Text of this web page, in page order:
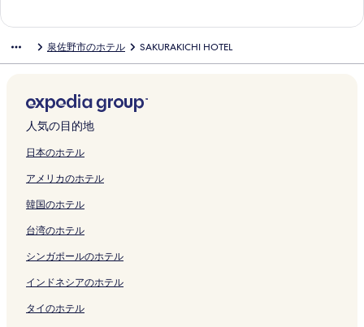
の
ペ
を
開
く
リ
ク
の
ペ
を
開
く
リ
ク
の
ジ
を
開
く
ン
a
i
r
o
t
ペ
ー
ジ
を
く
ン
i
t
e
n
t
o
n
a
l
i
p
ジ
を
リ
ン
ク
S
H
O
E
S
ペ
ー
ジ
を
く
ン
s
n
o
e
o
t
s
の
ペ
ジ
開
r
r
t
H
o
e
の
ペ
ー
ジ
開
リ
開
く
ク
r
ペ
ー
ジ
を
く
ン
ク
h
g
t
n
o
e
l
の
ペ
ジ
開
ペ
ー
開
く
リ
ン
i
の
ペ
ー
ジ
開
リ
ン
ク
ー
ジ
く
リ
ン
ク
o
l
の
ペ
ー
を
く
リ
ン
ク
P
a
c
&
a
s
a
i
A
r
o
u
u
t
k
の
ー
ジ
を
開
リ
ク
K
s
a
A
r
o
r
t
-
d
l
l
r
p
r
i
P
r
i
n
e
ペ
m
i
H
o
e
i
R
i
n
k
の
ー
I
K
a
s
i
i
r
p
o
t
ペ
A
o
n
l
z
K
a
n
s
i
i
泉佐野市のホテル SAKURAKICHI HOTEL
人気の目的地
日本のホテル
アメリカのホテル
韓国のホテル
台湾のホテル
シンガポールのホテル
インドネシアのホテル
タイのホテル